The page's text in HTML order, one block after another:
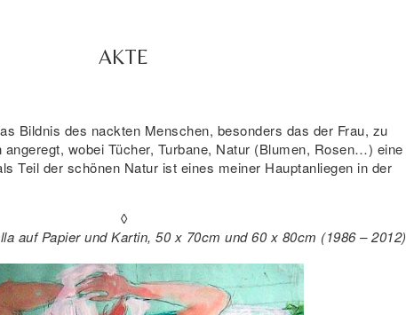
AKTE
Bildnis des nackten Menschen, besonders das der Frau, zu
wobei Tücher, Turbane, Natur (Blumen, Rosen…) eine
Teil der schönen Natur ist eines meiner Hauptanliegen in der
◊
auf Papier und Kartin, 50 x 70cm und 60 x 80cm (1986 – 2012)